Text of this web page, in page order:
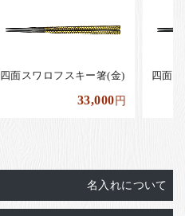
四面スワロフスキー箸(金)
33,000円
四面
名入れについて